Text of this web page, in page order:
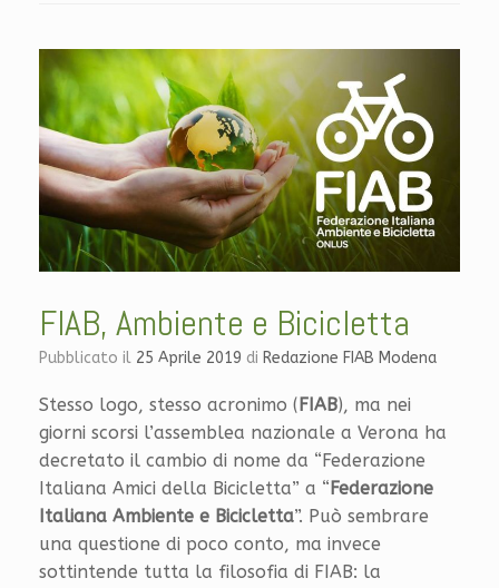
FIAB, Ambiente e Bicicletta
Pubblicato il 25 Aprile 2019 di Redazione FIAB Modena
Stesso logo, stesso acronimo (FIAB), ma nei
giorni scorsi l’assemblea nazionale a Verona ha
decretato il cambio di nome da “Federazione
Italiana Amici della Bicicletta” a “Federazione
Italiana Ambiente e Bicicletta”. Può sembrare
una questione di poco conto, ma invece
sottintende tutta la filosofia di FIAB: la